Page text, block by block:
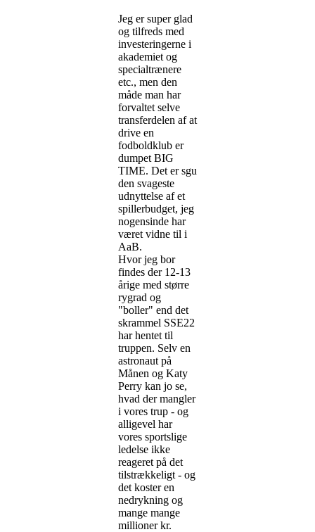
Jeg er super glad
og tilfreds med
investeringerne i
akademiet og
specialtrænere
etc., men den
måde man har
forvaltet selve
transferdelen af at
drive en
fodboldklub er
dumpet BIG
TIME. Det er sgu
den svageste
udnyttelse af et
spillerbudget, jeg
nogensinde har
været vidne til i
AaB.
Hvor jeg bor
findes der 12-13
årige med større
rygrad og
"boller" end det
skrammel SSE22
har hentet til
truppen. Selv en
astronaut på
Månen og Katy
Perry kan jo se,
hvad der mangler
i vores trup - og
alligevel har
vores sportslige
ledelse ikke
reageret på det
tilstrækkeligt - og
det koster en
nedrykning og
mange mange
millioner kr.